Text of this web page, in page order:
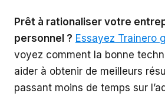
Prêt à rationaliser votre
personnel ? Essayez Trainero
voyez comment la bonne
aider à obtenir de meilleurs
passant moins de temps sur